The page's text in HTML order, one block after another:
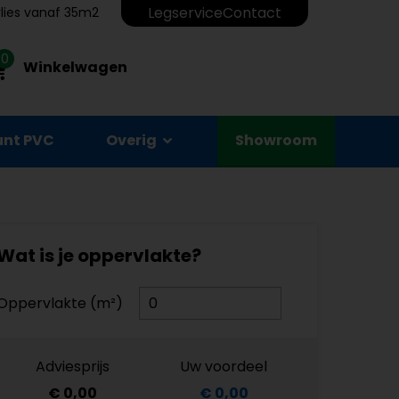
vanaf 35m2 LegserviceContact
0 Winkelwagen
PVC Overig Showroom
is je oppervlakte?
(m²)
Adviesprijs
€ 0,00
Uw voordeel
€ 0,00